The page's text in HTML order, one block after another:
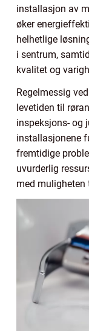
installasjon av
øker
helhetlige
i sentrum,
kvalitet og
Regelmessig
levetiden til
inspeksjons- og
installasjonene
fremtidige
uvurderlig
med muligheten